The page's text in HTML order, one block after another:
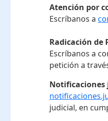
Atención por
Escríbanos a
Radicación de
Escríbanos a
petición a
Notificaciones
judicial, en